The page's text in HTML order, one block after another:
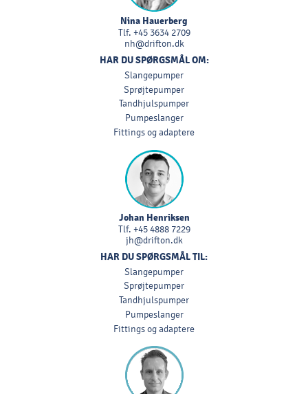
Nina Hauerberg
Tlf. +45 3634 2709
nh@drifton.dk
HAR DU SPØRGSMÅL OM:
Slangepumper
Sprøjtepumper
Tandhjulspumper
Pumpeslanger
Fittings og adaptere
Johan Henriksen
Tlf. +45 4888 7229
jh@drifton.dk
HAR DU SPØRGSMÅL TIL:
Slangepumper
Sprøjtepumper
Tandhjulspumper
Pumpeslanger
Fittings og adaptere